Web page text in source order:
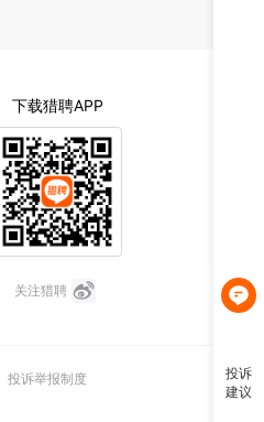
投诉
建议